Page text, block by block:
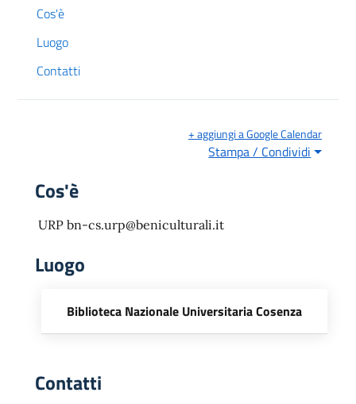
Cos'è
Luogo
Contatti
+ aggiungi a Google Calendar
Stampa / Condividi
Cos'è
URP bn-cs.urp@beniculturali.it
Luogo
Biblioteca Nazionale Universitaria Cosenza
Contatti